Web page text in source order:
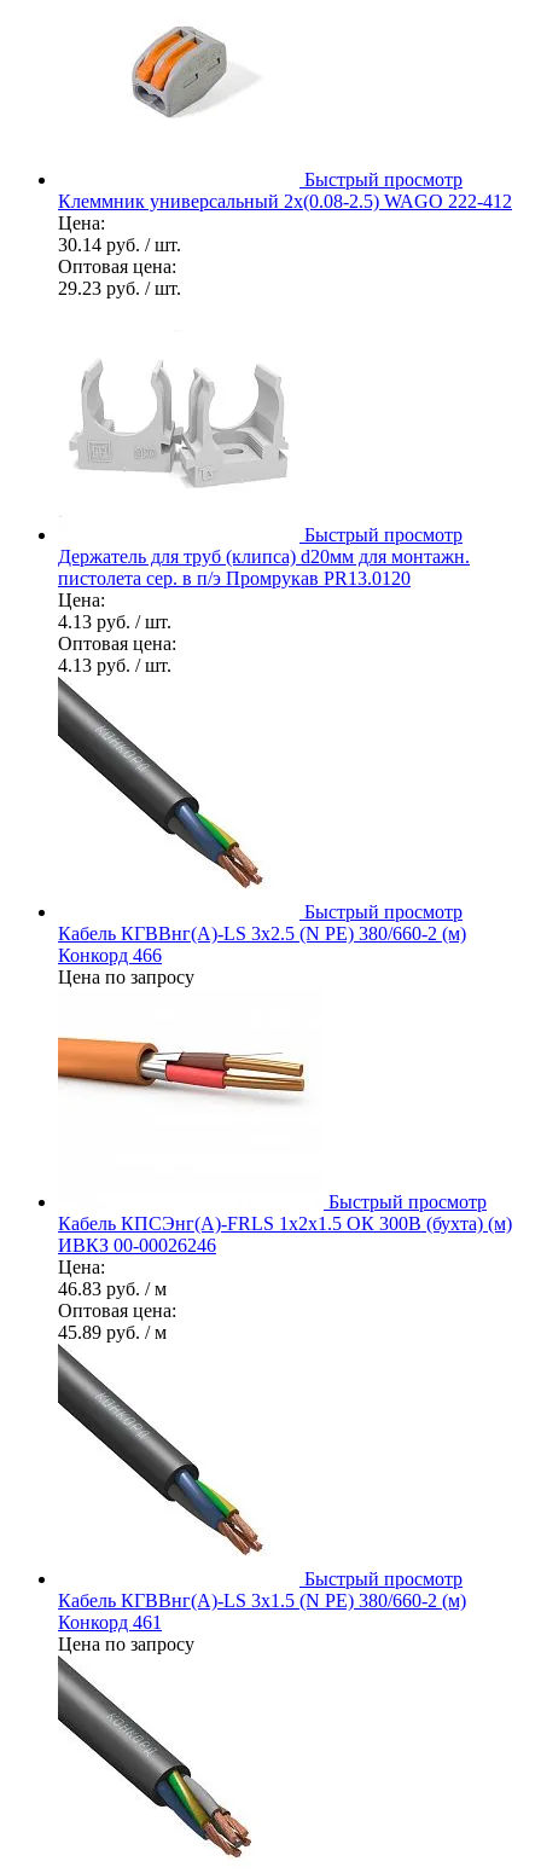
Быстрый просмотр
Клеммник универсальный 2х(0.08-2.5) WAGO 222-412
Цена:
30.14 руб. / шт.
Оптовая цена:
29.23 руб. / шт.
Быстрый просмотр
Держатель для труб (клипса) d20мм для монтажн.
пистолета сер. в п/э Промрукав PR13.0120
Цена:
4.13 руб. / шт.
Оптовая цена:
4.13 руб. / шт.
Быстрый просмотр
Кабель КГВВнг(А)-LS 3х2.5 (N PE) 380/660-2 (м)
Конкорд 466
Цена по запросу
Быстрый просмотр
Кабель КПСЭнг(А)-FRLS 1х2х1.5 ОК 300В (бухта) (м)
ИВКЗ 00-00026246
Цена:
46.83 руб. / м
Оптовая цена:
45.89 руб. / м
Быстрый просмотр
Кабель КГВВнг(А)-LS 3х1.5 (N PE) 380/660-2 (м)
Конкорд 461
Цена по запросу